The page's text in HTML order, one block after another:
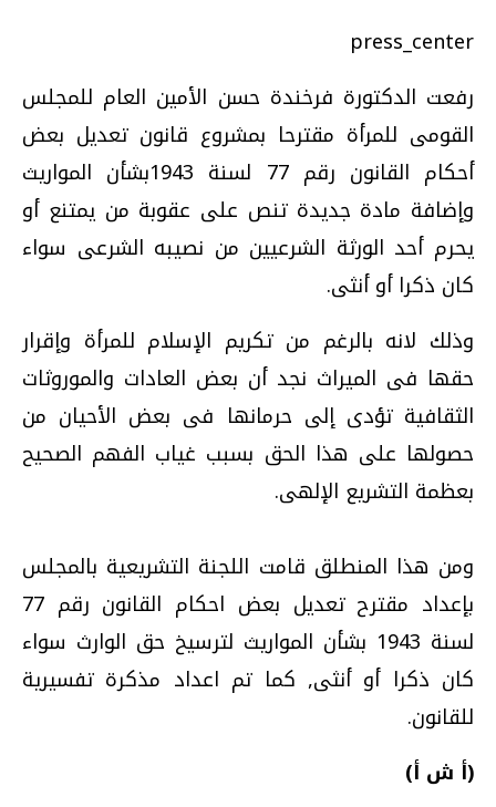
press_center
رفعت الدكتورة فرخندة حسن الأمين العام للمجلس
القومى للمرأة مقترحا بمشروع قانون تعديل بعض
أحكام القانون رقم 77 لسنة 1943بشأن المواريث
وإضافة مادة جديدة تنص على عقوبة من يمتنع أو
يحرم أحد الورثة الشرعيين من نصيبه الشرعى سواء
كان ذكرا أو أنثى.
وذلك لانه بالرغم من تكريم الإسلام للمرأة وإقرار
حقها فى الميراث نجد أن بعض العادات والموروثات
الثقافية تؤدى إلى حرمانها فى بعض الأحيان من
حصولها على هذا الحق بسبب غياب الفهم الصحيح
بعظمة التشريع الإلهى.
ومن هذا المنطلق قامت اللجنة التشريعية بالمجلس
بإعداد مقترح تعديل بعض احكام القانون رقم 77
لسنة 1943 بشأن المواريث لترسيخ حق الوارث سواء
كان ذكرا أو أنثى, كما تم اعداد مذكرة تفسيرية
للقانون.
(أ ش أ)